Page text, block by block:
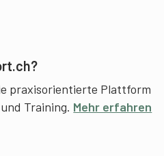
praxisorientierte Plattform
Training. Mehr erfahren